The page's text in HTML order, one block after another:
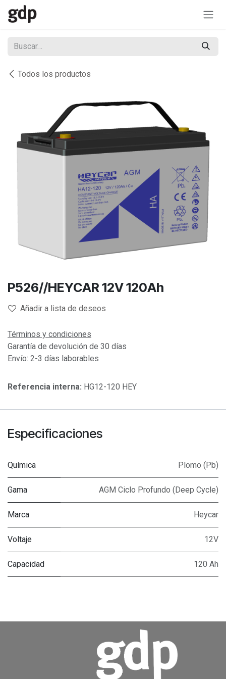
Ir al contenido
Todos los productos
P526//HEYCAR 12V 120Ah
Añadir a lista de deseos
Términos y condiciones
Garantía de devolución de 30 días
Envío: 2-3 días laborables
Referencia interna: HG12-120 HEY
Especificaciones
Química Plomo (Pb)
Gama AGM Ciclo Profundo (Deep Cycle)
Marca Heycar
Voltaje 12V
Capacidad 120 Ah